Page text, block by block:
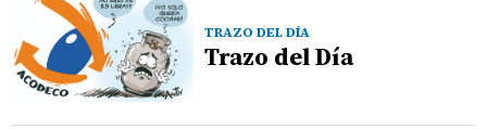
TRAZO DEL DÍA
Trazo del Día